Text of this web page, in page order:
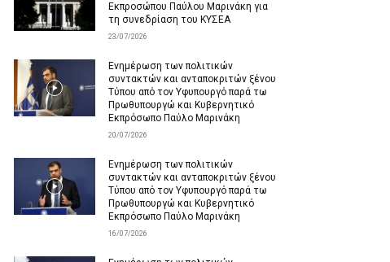
Εκπροσώπου Παύλου Μαρινάκη για
τη συνεδρίαση του ΚΥΣΕΑ
23/07/2026
Ενημέρωση των πολιτικών
συντακτών και ανταποκριτών ξένου
Τύπου από τον Υφυπουργό παρά τω
Πρωθυπουργώ και Κυβερνητικό
Εκπρόσωπο Παύλο Μαρινάκη
20/07/2026
Ενημέρωση των πολιτικών
συντακτών και ανταποκριτών ξένου
Τύπου από τον Υφυπουργό παρά τω
Πρωθυπουργώ και Κυβερνητικό
Εκπρόσωπο Παύλο Μαρινάκη
16/07/2026